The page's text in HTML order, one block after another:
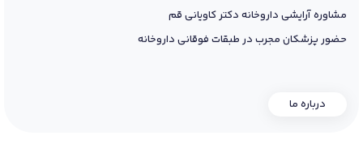
مشاوره آرایشی داروخانه دکتر کاویانی قم
حضور پزشکان مجرب در طبقات فوقانی داروخانه
درباره ما